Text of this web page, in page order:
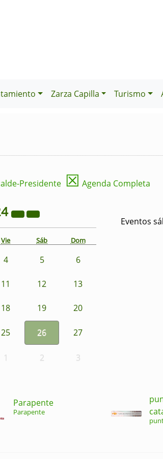
Zarza Capilla Turismo
Presidente ☒ Agenda Completa
Vie Sáb Dom
4 5 6
11 12 13
18 19 20
25 26 27
1 2 3
Eventos
Parapente
Parapente